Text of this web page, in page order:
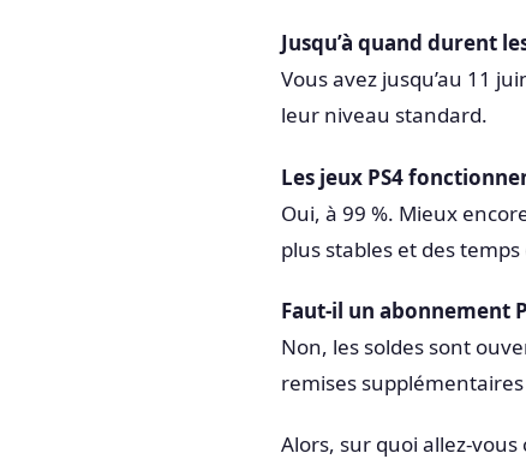
Jusqu’à quand durent
Vous avez jusqu’au 11
leur niveau standard.
Les jeux PS4
Oui, à 99 %. Mieux
plus stables et des
Faut-il un abonnement
Non, les soldes sont
remises supplémentaires
Alors, sur quoi allez-